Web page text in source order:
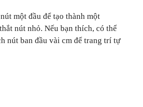
một đầu để tạo thành một
nút nhỏ. Nếu bạn thích, có thể
nút ban đầu vài cm để trang trí tự